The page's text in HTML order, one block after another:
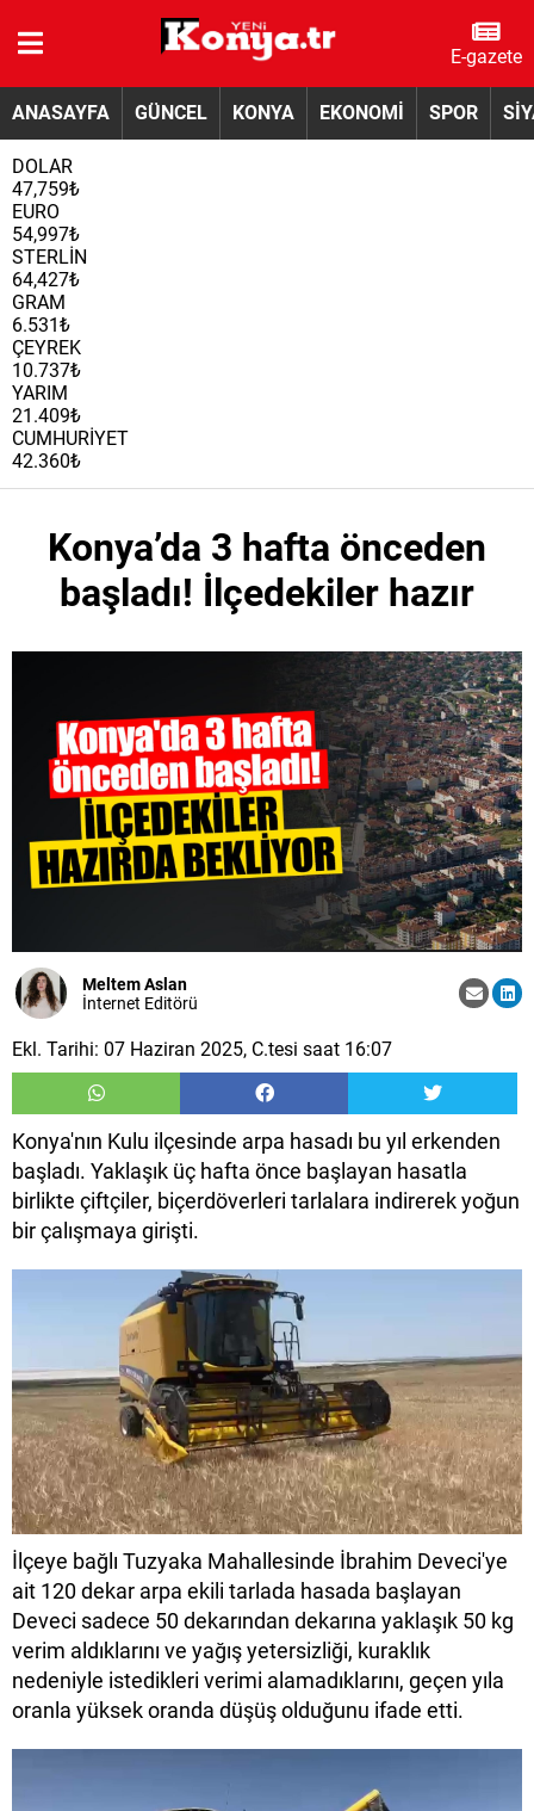
E-gazete
ANASAYFA GÜNCEL KONYA EKONOMİ SPOR
DOLAR
47,759₺
EURO
54,997₺
STERLİN
64,427₺
GRAM
6.531₺
ÇEYREK
10.737₺
YARIM
21.409₺
CUMHURİYET
42.360₺
Konya’da 3 hafta önceden
başladı! İlçedekiler hazır
Meltem Aslan
İnternet Editörü
Ekl. Tarihi: 07 Haziran 2025, C.tesi saat 16:07
Konya'nın Kulu ilçesinde arpa hasadı bu yıl erkenden
başladı. Yaklaşık üç hafta önce başlayan hasatla
birlikte çiftçiler, biçerdöverleri tarlalara indirerek yoğun
bir çalışmaya girişti.
İlçeye bağlı Tuzyaka Mahallesinde İbrahim Deveci'ye
ait 120 dekar arpa ekili tarlada hasada başlayan
Deveci sadece 50 dekarından dekarına yaklaşık 50 kg
verim aldıklarını ve yağış yetersizliği, kuraklık
nedeniyle istedikleri verimi alamadıklarını, geçen yıla
oranla yüksek oranda düşüş olduğunu ifade etti.